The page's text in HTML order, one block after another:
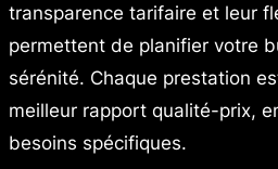
transparence tarifaire et leur
permettent de planifier votre
sérénité. Chaque prestation
meilleur rapport qualité-prix,
besoins spécifiques.